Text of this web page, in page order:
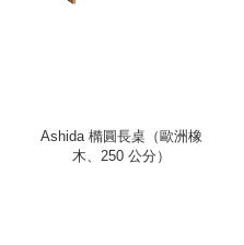
Ashida 橢圓長桌（歐洲橡
木、250 公分）